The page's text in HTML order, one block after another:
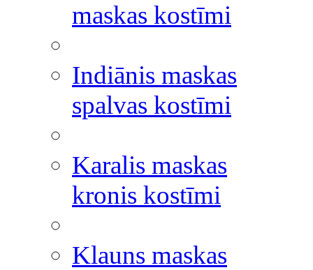
maskas kostīmi
Indiānis maskas
spalvas kostīmi
Karalis maskas
kronis kostīmi
Klauns maskas